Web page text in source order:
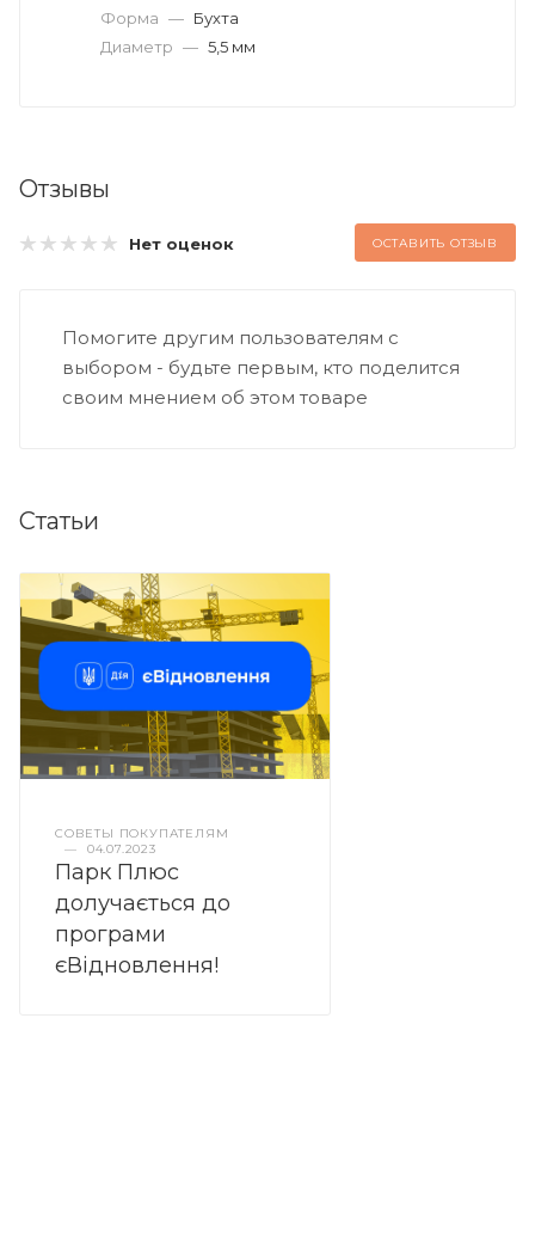
Форма — Бухта
Диаметр — 5,5 мм
Отзывы
Нет оценок ОСТАВИТЬ ОТЗЫВ
Помогите другим пользователям с
выбором - будьте первым, кто поделится
своим мнением об этом товаре
Статьи
СОВЕТЫ ПОКУПАТЕЛЯМ
—
04.07.2023
Парк Плюс
долучається до
програми
єВідновлення!